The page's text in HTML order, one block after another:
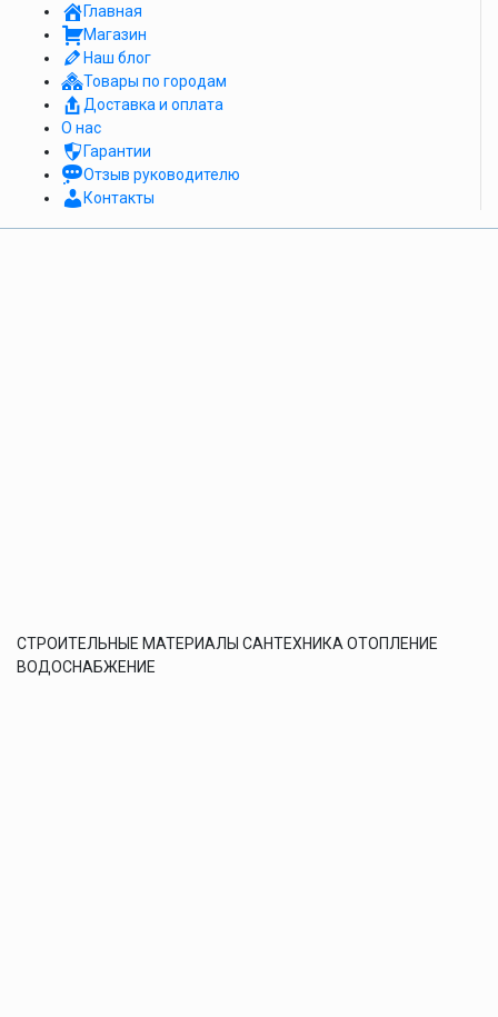
Главная
Магазин
Наш блог
Товары по городам
Доставка и оплата
О нас
Гарантии
Отзыв руководителю
Контакты
СТРОИТЕЛЬНЫЕ МАТЕРИАЛЫ САНТЕХНИКА ОТОПЛЕНИЕ
ВОДОСНАБЖЕНИЕ